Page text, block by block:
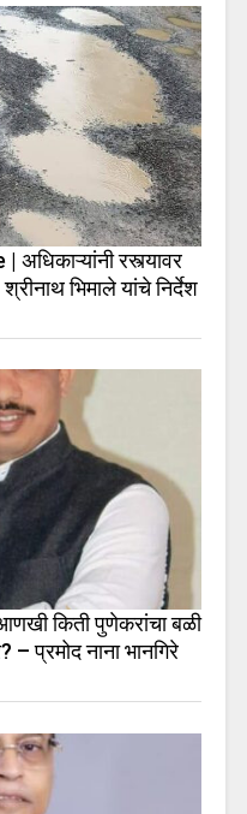
रस्त्यावर
भिमाले यांचे निर्देश
किती पुणेकरांचा बळी
– प्रमोद नाना भानगिरे